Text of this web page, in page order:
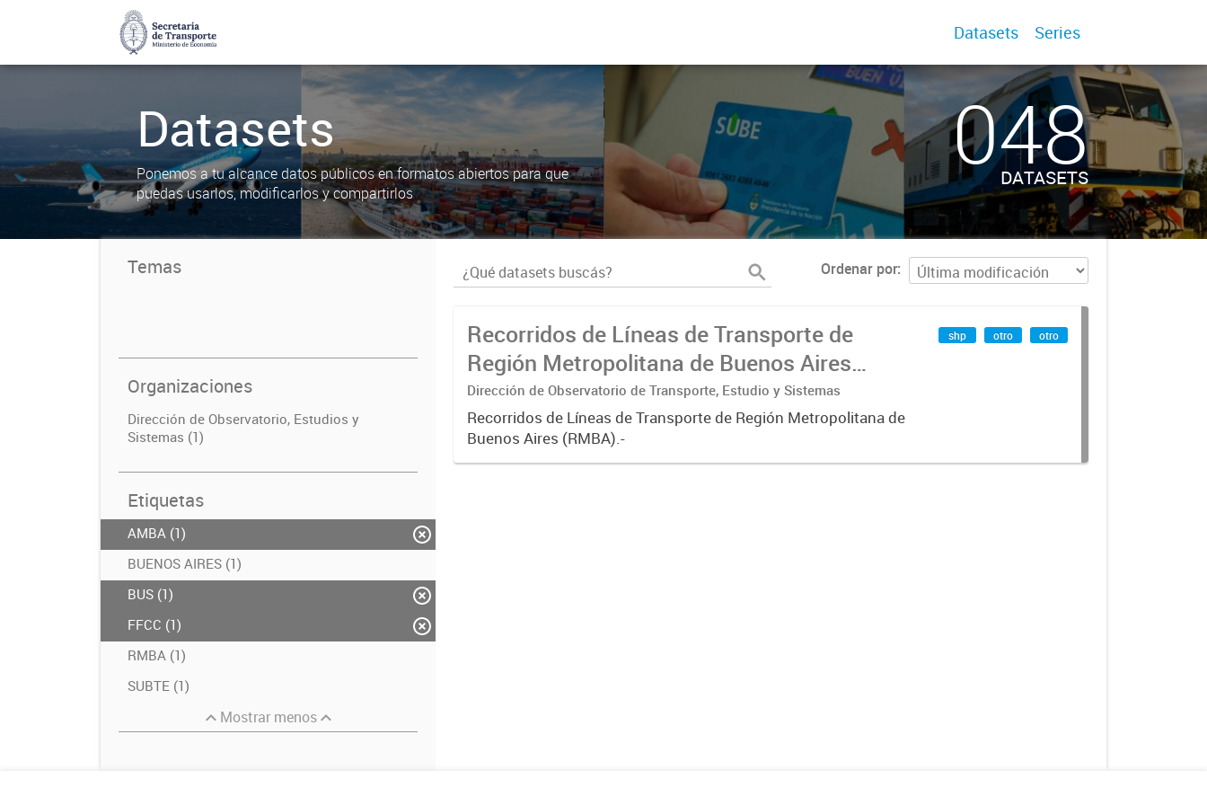
Datasets Series
Datasets
Ponemos a tu alcance datos públicos en formatos abiertos para que
puedas usarlos, modificarlos y compartirlos
048
DATASETS
Temas
Organizaciones
Dirección de Observatorio, Estudios y
Sistemas (1)
Etiquetas
AMBA (1)
BUENOS AIRES (1)
BUS (1)
FFCC (1)
RMBA (1)
SUBTE (1)
Mostrar menos
Ordenar por
Recorridos de Líneas de Transporte de
Región Metropolitana de Buenos Aires
(RMBA)
Dirección de Observatorio de Transporte, Estudio y Sistemas
Recorridos de Líneas de Transporte de Región Metropolitana de
Buenos Aires (RMBA).-
shp otro otro